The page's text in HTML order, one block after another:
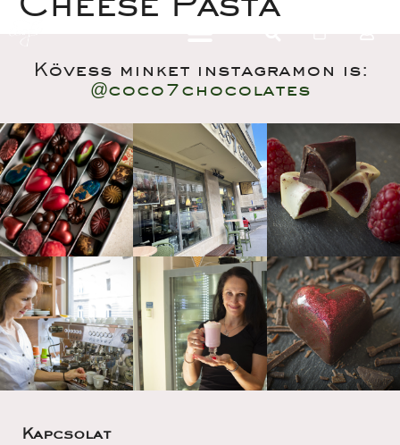
Kövess minket instagramon is:
@coco7chocolate
Kapcsolat